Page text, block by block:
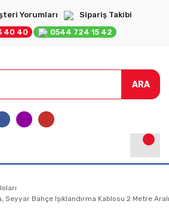
Yorumları
Sipariş Takibi
40 40
0544 724 15 42
ARA
Seyyar Bahçe Işıklandırma Kablosu 2 Metre